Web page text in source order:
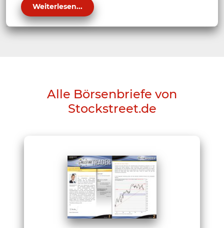
Weiterlesen...
Alle Börsenbriefe von
Stockstreet.de